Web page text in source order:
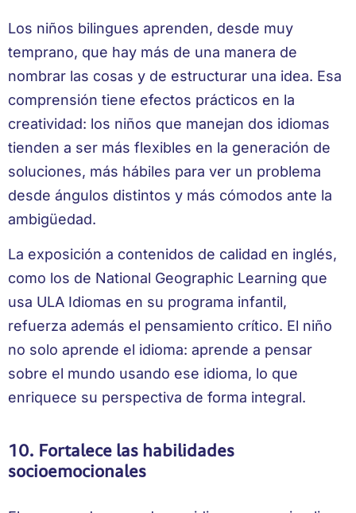
Los niños bilingues aprenden, desde muy
temprano, que hay más de una manera de
nombrar las cosas y de estructurar una idea. Esa
comprensión tiene efectos prácticos en la
creatividad: los niños que manejan dos idiomas
tienden a ser más flexibles en la generación de
soluciones, más hábiles para ver un problema
desde ángulos distintos y más cómodos ante la
ambigüedad.
La exposición a contenidos de calidad en inglés,
como los de National Geographic Learning que
usa ULA Idiomas en su programa infantil,
refuerza además el pensamiento crítico. El niño
no solo aprende el idioma: aprende a pensar
sobre el mundo usando ese idioma, lo que
enriquece su perspectiva de forma integral.
10. Fortalece las habilidades
socioemocionales